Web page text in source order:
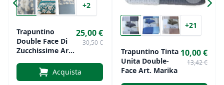
+2
Trapuntino
Double Face Di
Zucchissime Art.
25,00 €
30,50 €
Acquista
+21
Trapuntino Tinta
Unita Double-
Face Art. Marika
10,00 €
13,42 €